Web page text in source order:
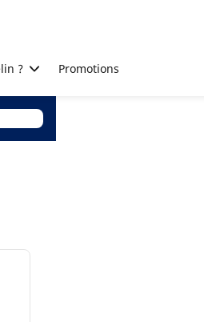
? Promotions